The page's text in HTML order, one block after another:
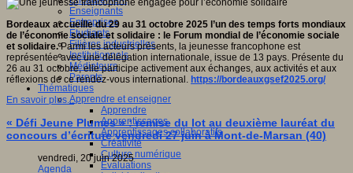
Enseignants
Entreprises
Etudiants
Filières industrielles
Institutionnels
Médiateurs
Parents
Thématiques
Apprendre et enseigner
Apprendre
Apprentissages
Apprentissages collaboratifs
Créativité
Culture numérique
Evaluations
».
Bordeaux accueille du 29 au 31 octobre 2025 l’un des temps forts mondiaux
de l’économie sociale et solidaire : le Forum mondial de l’économie sociale
et solidaire.Parmi les acteurs présents, la jeunesse francophone est
représentée avec une délégation internationale, issue de 13 pays. Présente du
26 au 31 octobre, elle participe activement aux échanges, aux activités et aux
réflexions de ce rendez-vous international. https://bordeauxgsef2025.org/
En savoir plus...
« Défi Jeune Plumes » : remise du lot au deuxième lauréat du
concours d’écriture vendredi 27 juin à Mont-de-Marsan (40)
vendredi, 20 juin 2025
Agenda